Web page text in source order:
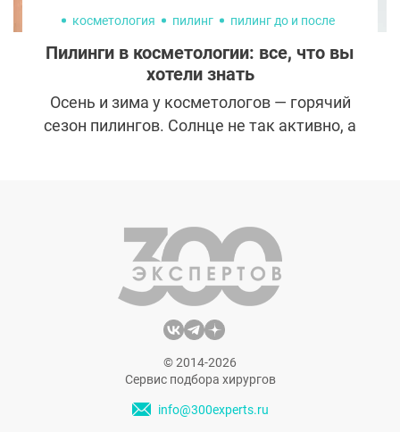
косметология пилинг пилинг до и после
Пилинги в косметологии: все, что вы
хотели знать
Осень и зима у косметологов — горячий
сезон пилингов. Солнце не так активно, а
процедуру, полезно будет разобраться во
всех ее нюансах.
© 2014-2026
Сервис подбора хирургов
info@300experts.ru